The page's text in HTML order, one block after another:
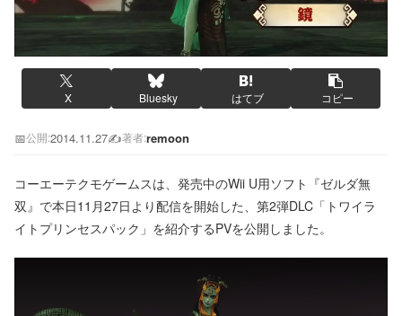
X Bluesky はてブ コピー
📅公開:2014.11.27✍️著者:remoon
コーエーテクモゲームスは、発売中のWii U用ソフト『ゼルダ無
双』で本日11月27日より配信を開始した、第2弾DLC「トワイラ
イトプリンセスパック」を紹介するPVを公開しました。